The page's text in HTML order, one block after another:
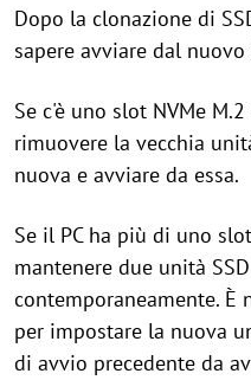
Dopo la clonazione di
sapere avviare dal nuovo
Se c'è uno slot NVMe
rimuovere la vecchia
nuova e avviare da essa.
Se il PC ha più di uno
mantenere due unità
contemporaneamente. È
per impostare la nuova
di avvio precedente da